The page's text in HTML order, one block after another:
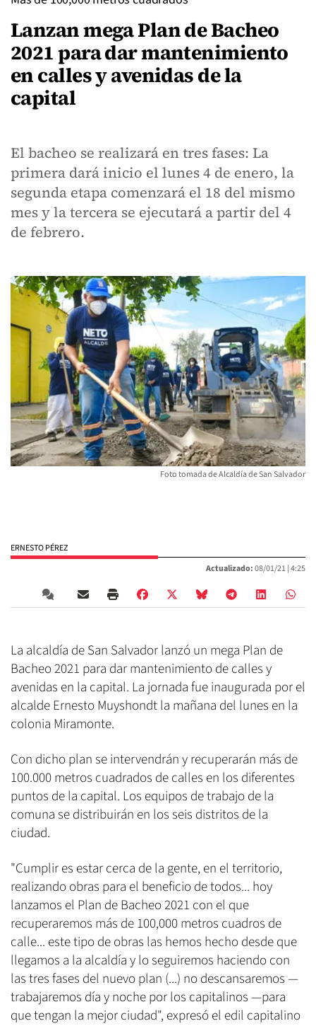
Lanzan mega Plan de Bacheo
2021 para dar mantenimiento
en calles y avenidas de la
capital
El bacheo se realizará en tres fases: La
primera dará inicio el lunes 4 de enero, la
segunda etapa comenzará el 18 del mismo
mes y la tercera se ejecutará a partir del 4
de febrero.
Foto tomada de Alcaldía de San Salvador
ERNESTO PÉREZ
Actualizado:08/01/21 |4:25
La alcaldía de San Salvador lanzó un mega Plan de
Bacheo 2021 para dar mantenimiento de calles y
avenidas en la capital. La jornada fue inaugurada por el
alcalde Ernesto Muyshondt la mañana del lunes en la
colonia Miramonte.
Con dicho plan se intervendrán y recuperarán más de
100.000 metros cuadrados de calles en los diferentes
puntos de la capital. Los equipos de trabajo de la
comuna se distribuirán en los seis distritos de la
ciudad.
"Cumplir es estar cerca de la gente, en el territorio,
realizando obras para el beneficio de todos... hoy
lanzamos el Plan de Bacheo 2021 con el que
recuperaremos más de 100,000 metros cuadros de
calle... este tipo de obras las hemos hecho desde que
llegamos a la alcaldía y lo seguiremos haciendo con
las tres fases del nuevo plan (...) no descansaremos —
trabajaremos día y noche por los capitalinos —para
que tengan la mejor ciudad", expresó el edil capitalino